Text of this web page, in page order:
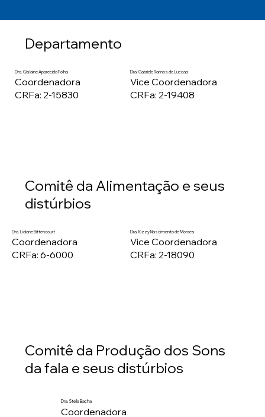
Departamento
Dra. Gislaine Aparecida Folha
Coordenadora
CRFa: 2-15830
Dra. Gabriele Ramos de Luccas
Vice Coordenadora
CRFa: 2-19408
Comitê da Alimentação e seus
distúrbios
Dra. Lidiane Bittencourt
Coordenadora
CRFa: 6-6000
Dra. Kizzy Nascimento de Moraes
Vice Coordenadora
CRFa: 2-18090
Comitê da Produção dos Sons
da fala e seus distúrbios
Dra. Stella Bacha
Coordenadora